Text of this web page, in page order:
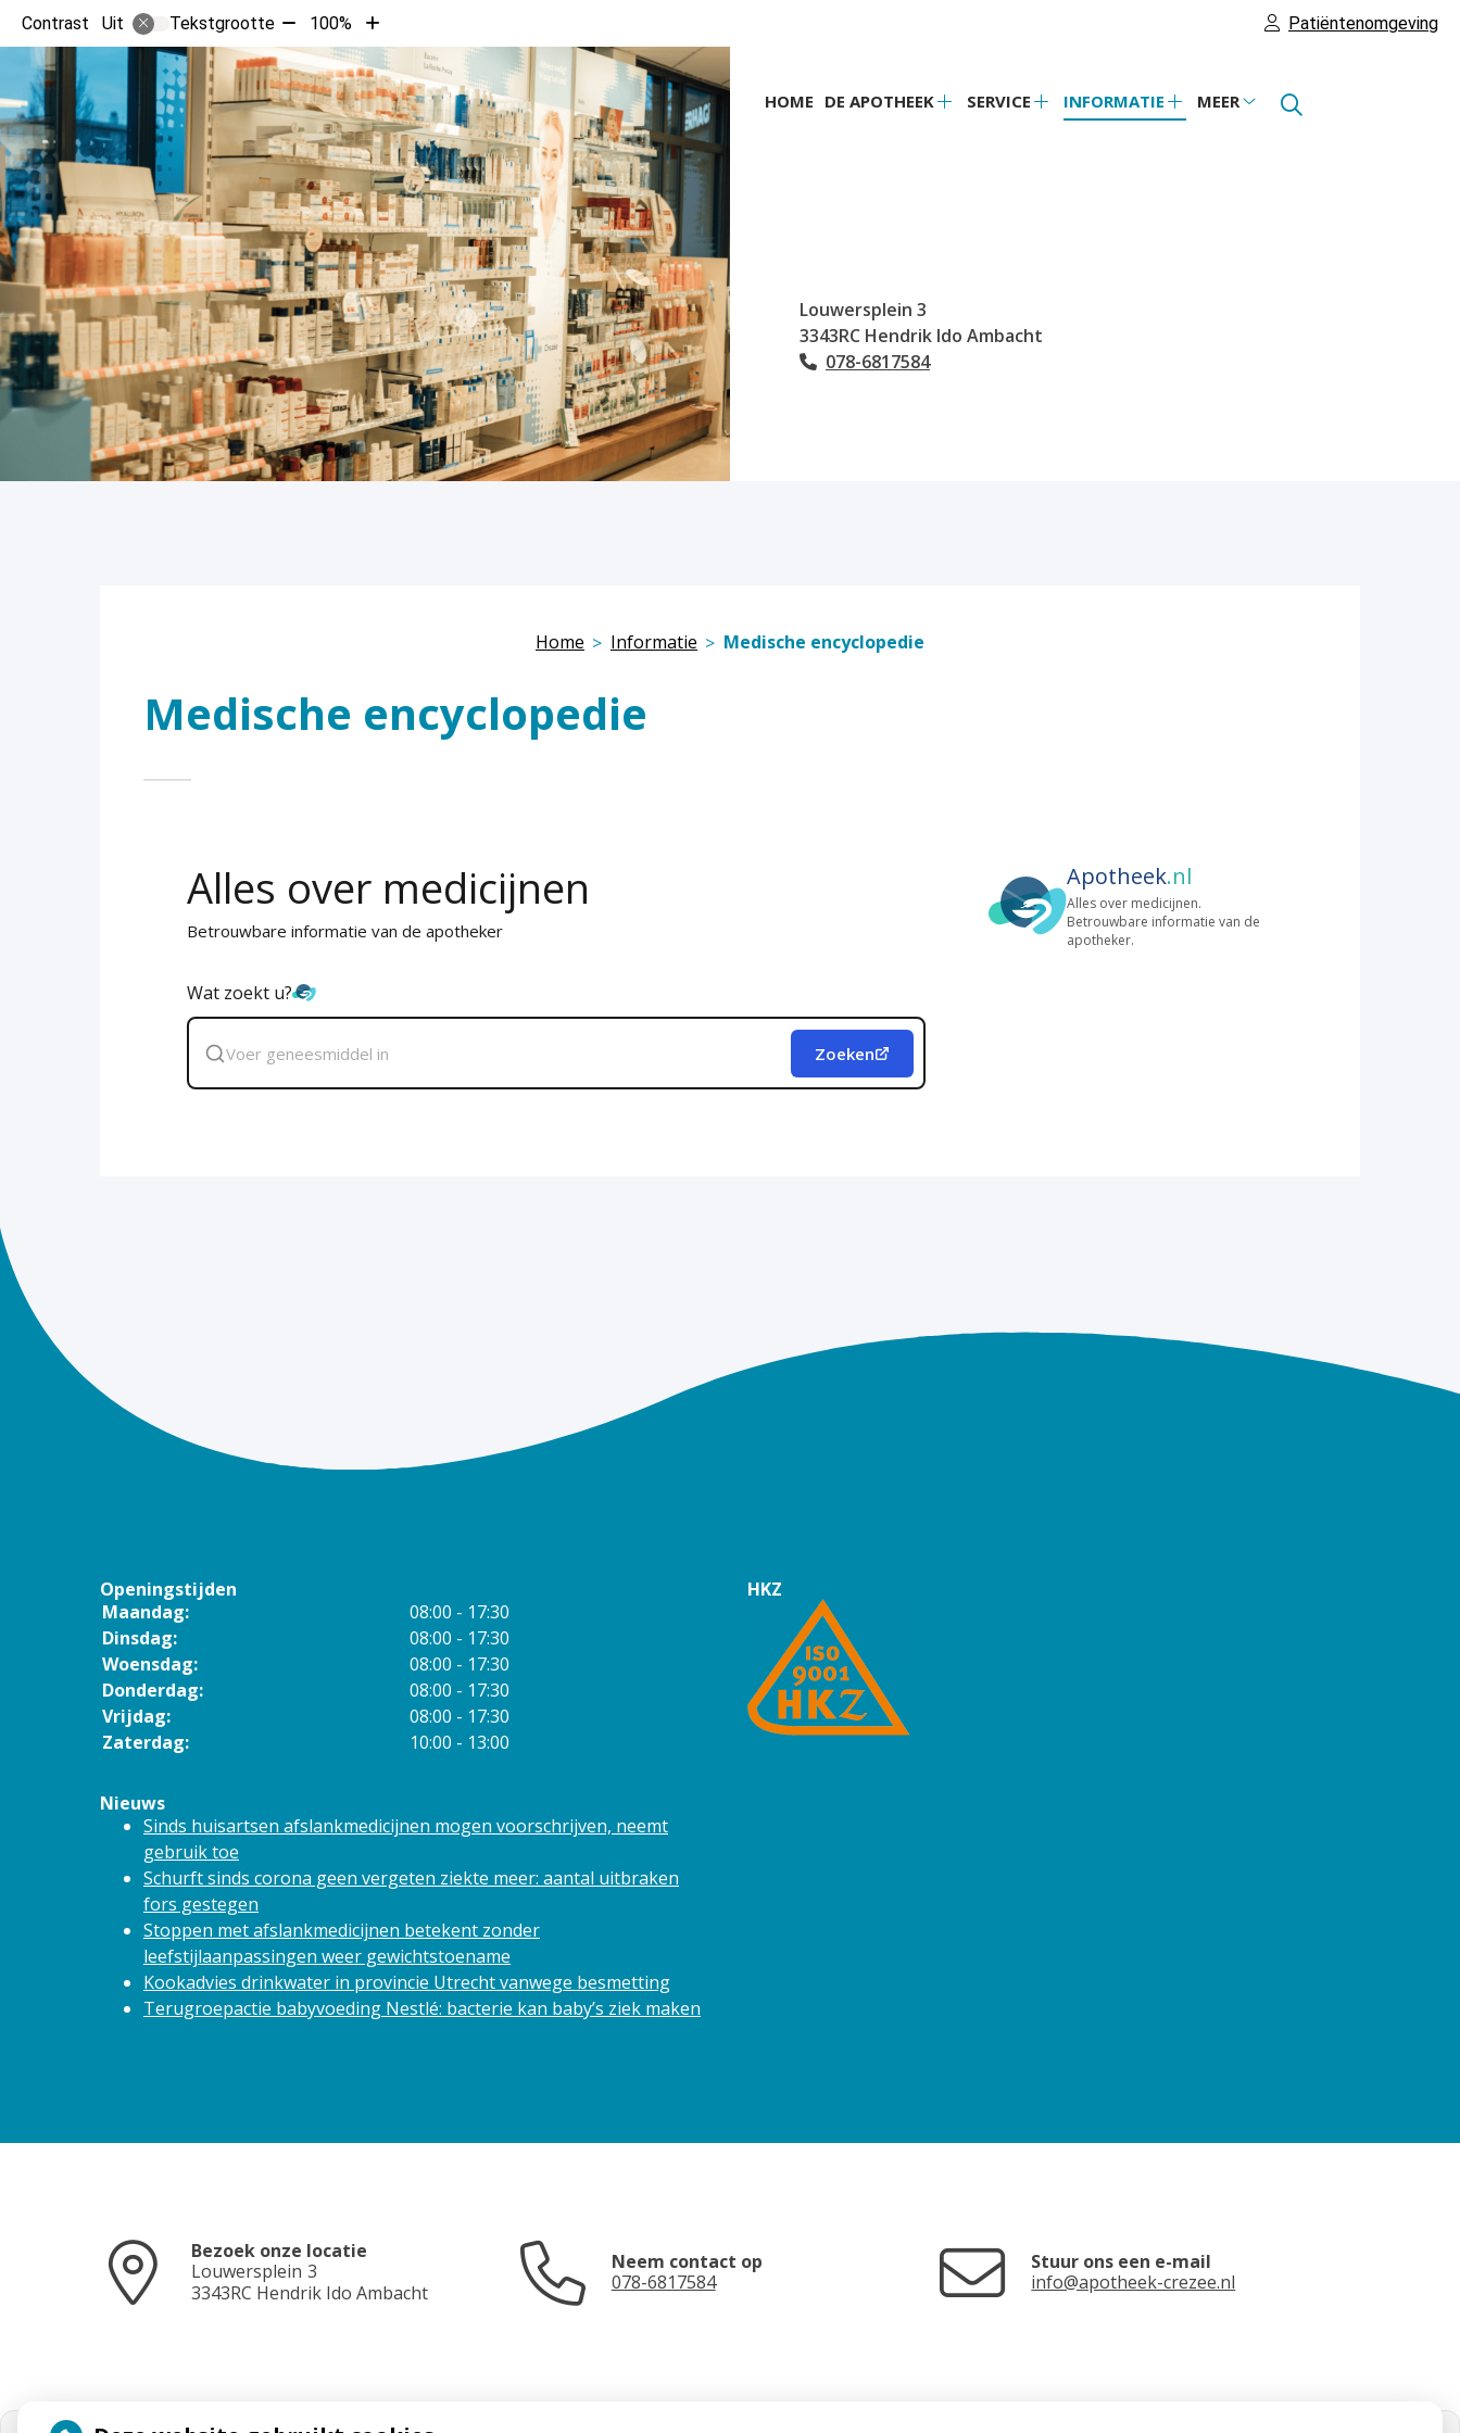
Contrast Uit Tekstgrootte Tekst
verkleinen
met
10%
100%
Tekst
vergroten
met
10%
Patiëntenomgeving
Hoofdmenu
HOME DE APOTHEEK SERVICE
Service
INFORMATIE
Informatie
MEER
Louwersplein 3
3343RC Hendrik Ido Ambacht
Tel:
078-6817584
Home Informatie Medische encyclopedie
Medische encyclopedie
Alles over medicijnen
Betrouwbare informatie van de apotheker
Apotheek.nl
Alles over medicijnen.
Betrouwbare informatie van de
apotheker.
Wat zoekt u?
Zoek
geneesmiddel
Zoeken
Openingstijden
Maandag:
08:00 - 17:30
Dinsdag:
08:00 - 17:30
Woensdag:
08:00 - 17:30
Donderdag:
08:00 - 17:30
Vrijdag:
08:00 - 17:30
Zaterdag:
10:00 - 13:00
HKZ
Nieuws
Sinds huisartsen afslankmedicijnen mogen voorschrijven, neemt
gebruik toe
Schurft sinds corona geen vergeten ziekte meer: aantal uitbraken
fors gestegen
Stoppen met afslankmedicijnen betekent zonder
leefstijlaanpassingen weer gewichtstoename
Kookadvies drinkwater in provincie Utrecht vanwege besmetting
Terugroepactie babyvoeding Nestlé: bacterie kan baby’s ziek maken
Bezoek onze locatie
Louwersplein 3
3343RC Hendrik Ido Ambacht
Neem contact op
078-6817584
Stuur ons een e-mail
info@apotheek-crezee.nl